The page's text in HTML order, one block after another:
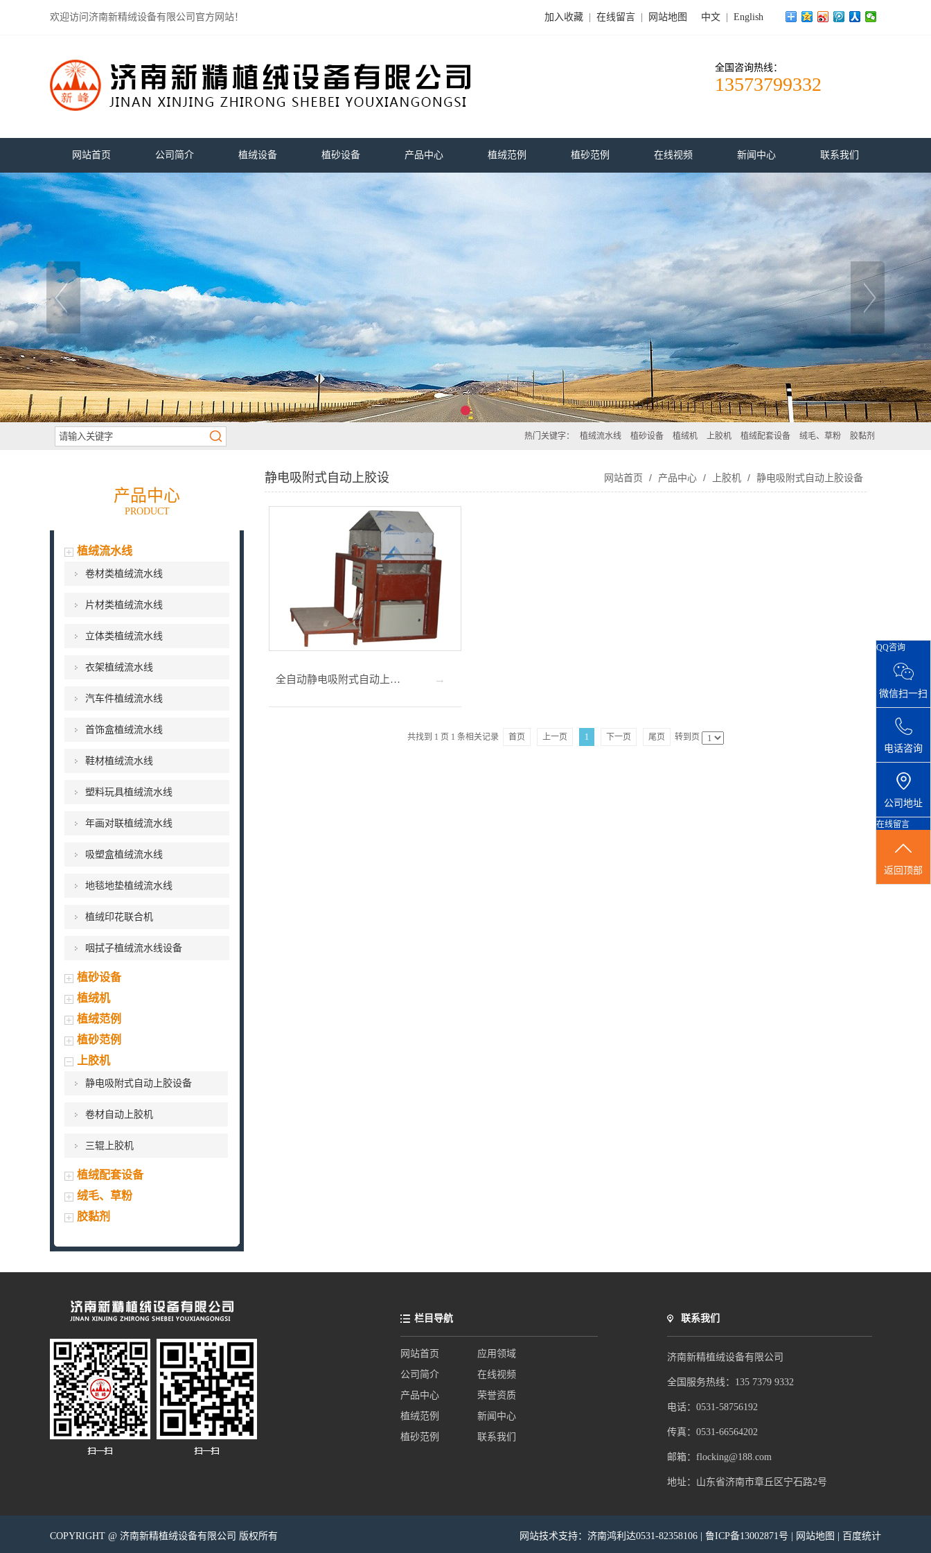
欢迎访问济南新精绒设备有限公司官方网站！ 加入收藏 在线留言 网站地图 中文 English
全国咨询热线：
13573799332
网站首页 公司简介 植绒设备 植砂设备 产品中心 植绒范例 植砂范例 在线视频 新闻中心 联系我们
热门关键字： 植绒流水线 植砂设备 植绒机 上胶机 植绒配套设备 绒毛、草粉 胶黏剂
产品中心
PRODUCT
植绒流水线
卷材类植绒流水线
片材类植绒流水线
立体类植绒流水线
衣架植绒流水线
汽车件植绒流水线
首饰盒植绒流水线
鞋材植绒流水线
塑料玩具植绒流水线
年画对联植绒流水线
吸塑盒植绒流水线
地毯地垫植绒流水线
植绒印花联合机
咽拭子植绒流水线设备
植砂设备
植绒机
植绒范例
植砂范例
上胶机
静电吸附式自动上胶设备
卷材自动上胶机
三辊上胶机
植绒配套设备
绒毛、草粉
胶黏剂
静电吸附式自动上胶设 网站首页 / 产品中心 / 上胶机 / 静电吸附式自动上胶设备
全自动静电吸附式自动上胶设备
共找到 1 页 1 条相关记录 首页 上一页 1 下一页 尾页 转到页
栏目导航
网站首页
应用领域
公司简介
在线视频
产品中心
荣誉资质
植绒范例
新闻中心
植砂范例
联系我们
联系我们
济南新精植绒设备有限公司
全国服务热线：135 7379 9332
电话：0531-58756192
传真：0531-66564202
邮箱： flocking@188.com
地址：山东省济南市章丘区宁石路2号
COPYRIGHT @ 济南新精植绒设备有限公司 版权所有 网站技术支持： 济南鸿利达0531-82358106 鲁ICP备13002871号 网站地图 百度统计
QQ咨询
微信扫一扫
电话咨询
公司地址
在线留言
返回顶部